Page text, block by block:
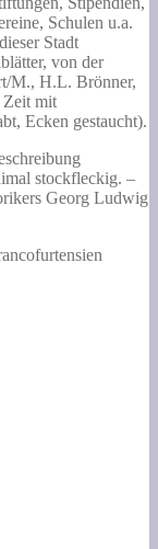
Schulen u.a.
Stadt
von der
M., H.L. Brönner,
Zeit mit
Ecken gestaucht).
stockfleckig. –
Georg Ludwig